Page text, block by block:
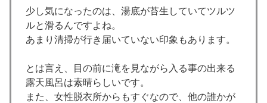
少し気になったのは、湯底が苔生していてツルツ
ルと滑るんですよね。
あまり清掃が行き届いていない印象もあります。
とは言え、目の前に滝を見ながら入る事の出来る
露天風呂は素晴らしいです。
また、女性脱衣所からもすぐなので、他の誰かが